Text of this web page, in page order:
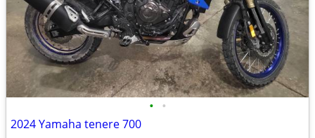
• •
2024 Yamaha tenere 700